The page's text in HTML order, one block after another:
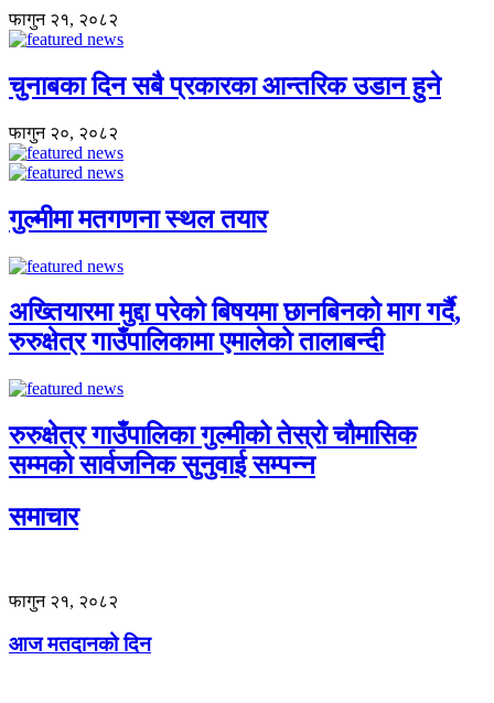
फागुन २१, २०८२
चुनाबका दिन सबै प्रकारका आन्तरिक उडान हुने
फागुन २०, २०८२
गुल्मीमा मतगणना स्थल तयार
अख्तियारमा मुद्दा परेको बिषयमा छानबिनको माग गर्दै,
रुरुक्षेत्र गाउँपालिकामा एमालेको तालाबन्दी
रुरुक्षेत्र गाउँपालिका गुल्मीको तेस्रो चौमासिक
सम्मको सार्वजनिक सुनुवाई सम्पन्न
समाचार
फागुन २१, २०८२
आज मतदानको दिन